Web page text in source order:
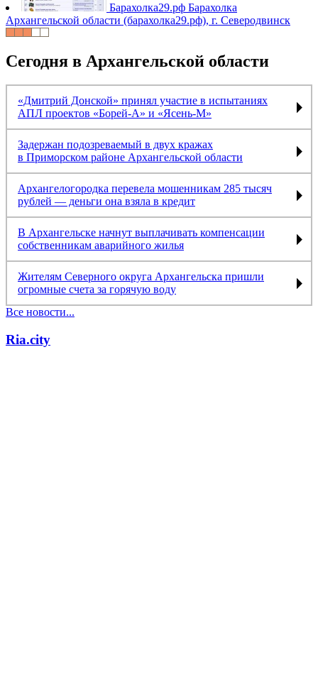
Барахолка29.рф Барахолка
Архангельской области (барахолка29.рф), г. Северодвинск
Сегодня в Архангельской области
«Дмитрий Донской» принял участие в испытаниях
АПЛ проектов «Борей-А» и «Ясень-М»
Задержан подозреваемый в двух кражах
в Приморском районе Архангельской области
Архангелогородка перевела мошенникам 285 тысяч
рублей — деньги она взяла в кредит
В Архангельске начнут выплачивать компенсации
собственникам аварийного жилья
Жителям Северного округа Архангельска пришли
огромные счета за горячую воду
Все новости...
Ria.city